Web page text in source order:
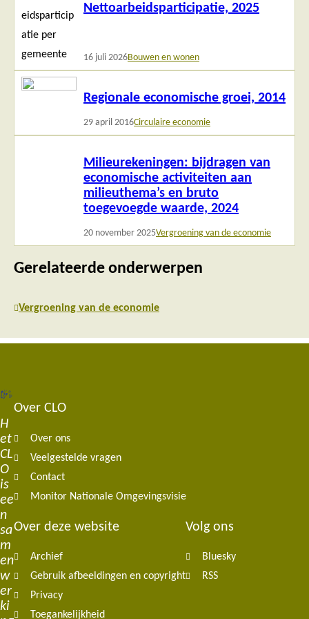
Nettoarbeidsparticipatie, 2025
16 juli 2026Bouwen en wonen
meer
Regionale economische groei, 2014
29 april 2016Circulaire economie
Lees
Milieurekeningen: bijdragen van
economische activiteiten aan
milieuthema’s en bruto
toegevoegde waarde, 2024
20 november 2025Vergroening van de economie
Gerelateerde onderwerpen
Vergroening van de economie
H
et
CL
O
is
ee
n
sa
m
en
w
er
ki
Footer
navigation
Over CLO
Over ons
Veelgestelde vragen
Contact
Monitor Nationale Omgevingsvisie
Over deze website
Archief
Gebruik afbeeldingen en copyright
Privacy
Toegankelijkheid
Volg ons
Bluesky
RSS